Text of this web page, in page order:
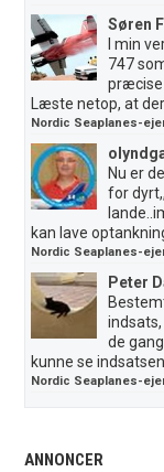
Søren
I min
747
præcise
Læste netop, at
Nordic Seaplanes-
Nu er
for
kan lave
Nordic Seaplanes-
Peter
de
kunne se
Nordic Seaplanes-
ANNONCER